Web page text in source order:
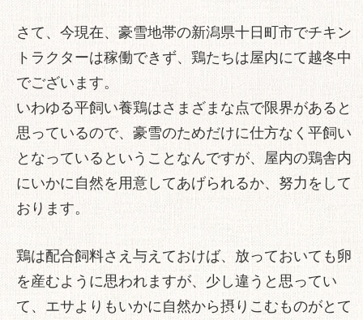
さて、今現在、豪雪地帯の新潟県十日町市でチキン
トラクターは稼働できず、鶏たちは屋内にて越冬中
でございます。
いわゆる平飼い養鶏はさまざまな点で限界があると
思っているので、豪雪のためだけに仕方なく平飼い
となっているということなんですが、屋内の鶏舎内
にいかに自然を用意してあげられるか、努力をして
おります。
鶏は配合飼料さえ与えておけば、放っておいても卵
を産むように思われますが、少し違うと思ってい
て、エサよりもいかに自然から摂りこむものがとて